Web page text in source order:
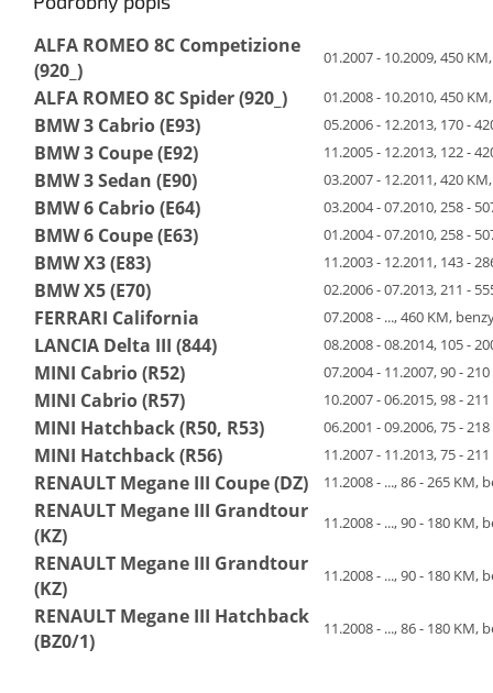
ALFA ROMEO 8C Competizione
(920_)
01.2007 - 10.2009, 450
ALFA ROMEO 8C Spider (920_) 01.2008 - 10.2010, 450
BMW 3 Cabrio (E93) 05.2006 - 12.2013, 170 -
BMW 3 Coupe (E92) 11.2005 - 12.2013, 122 -
BMW 3 Sedan (E90) 03.2007 - 12.2011, 420
BMW 6 Cabrio (E64) 03.2004 - 07.2010, 258 -
BMW 6 Coupe (E63) 01.2004 - 07.2010, 258 -
BMW X3 (E83) 11.2003 - 12.2011, 143 -
BMW X5 (E70) 02.2006 - 07.2013, 211 -
FERRARI California 07.2008 - ..., 460 KM,
LANCIA Delta III (844) 08.2008 - 08.2014, 105 -
MINI Cabrio (R52) 07.2004 - 11.2007, 90 -
MINI Cabrio (R57) 10.2007 - 06.2015, 98 -
MINI Hatchback (R50, R53) 06.2001 - 09.2006, 75 -
MINI Hatchback (R56) 11.2007 - 11.2013, 75 -
RENAULT Megane III Coupe (DZ) 11.2008 - ..., 86 - 265
RENAULT Megane III Grandtour
(KZ)
11.2008 - ..., 90 - 180
RENAULT Megane III Grandtour
(KZ)
11.2008 - ..., 90 - 180
RENAULT Megane III Hatchback
(BZ0/1)
11.2008 - ..., 86 - 180